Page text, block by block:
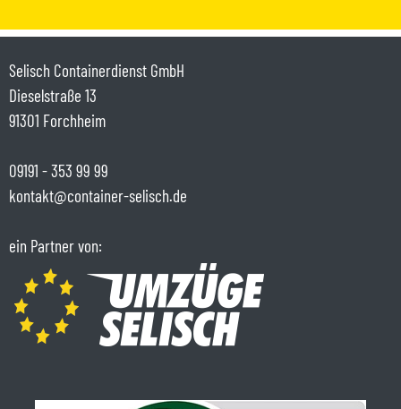
Selisch Containerdienst GmbH
Dieselstraße 13
91301 Forchheim
09191 - 353 99 99
kontakt@container-selisch.de
ein Partner von: